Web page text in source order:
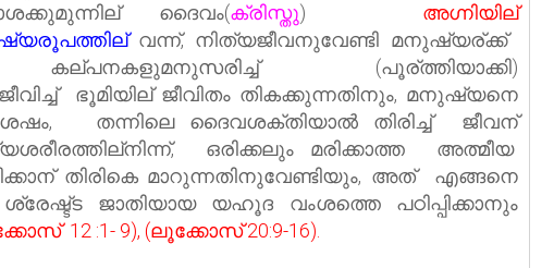
ദൈവം(ക്രിസ്തു) അഗ്നിയില്
വന്ന്, നിത്യജീവനുവേണ്ടി മനുഷ്യര്ക്ക്
(പൂര്ത്തിയാക്കി)
ജീവിച്ച്‌ ഭൂമിയില് ജീവിതം തികക്കുന്നതിനും, മനുഷ്യനെ
തന്നിലെ ദൈവശക്തിയാൽ തിരിച്ച് ജീവന്
ഒരിക്കലും മരിക്കാത്ത അത്മീയ
തിരികെ മാറുന്നതിനുവേണ്ടിയും, അത് എങ്ങനെ
ജാതിയായ യഹൂദ വംശത്തെ പഠിപ്പിക്കാനും
12 :1- 9), (ലൂക്കോസ് 20:9-16).